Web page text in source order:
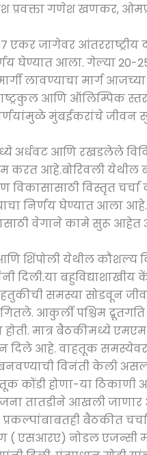
प्रवक्ता गणेश खणकर,
जागेवर आंतरराष्ट्रीय
घेण्यात आला. गेल्या 20-
लावण्याचा मार्ग
आणि ऑलिम्पिक
मुंबईकरांचे जीवन
अर्धवट आणि रखडलेले
करत आहे.बोरिवली येथील
विकासासाठी विस्तृत
निर्णय घेण्यात आला
वेगाने कामे सुरू आहेत
शिंपोली येथील कौशल्य
दिली.या बहुविद्याशाखीय
समस्या सोडवून
आकुर्ली पश्चिम द्रूतगति
मात्र बैठकीमध्ये
दिले आहे. वाहतूक
विनंती केली
कोंडी होणा-या ठिकाणी
तातडीने आखली जाणार
बैठकीत चर्चा
( एसआरए) नोडल एजन्सी